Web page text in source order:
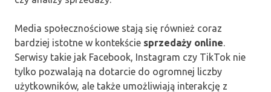
Media społecznościowe stają się również coraz
bardziej istotne w kontekście sprzedaży online
Serwisy takie jak Facebook, Instagram czy TikTok nie
tylko pozwalają na dotarcie do ogromnej liczby
użytkowników, ale także umożliwiają interakcję z